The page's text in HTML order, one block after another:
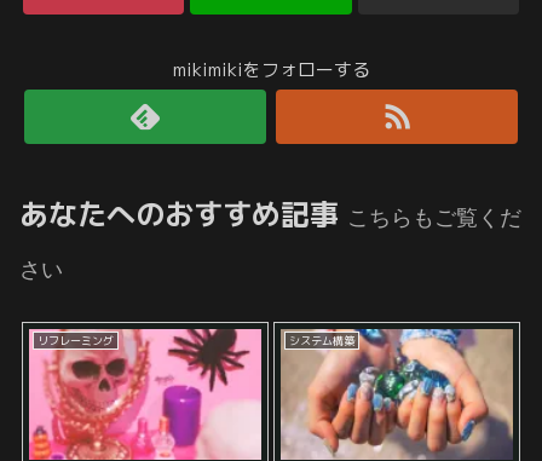
mikimikiをフォローする
あなたへのおすすめ記事 こちらもご覧くだ
さい
リフレーミング システム構築